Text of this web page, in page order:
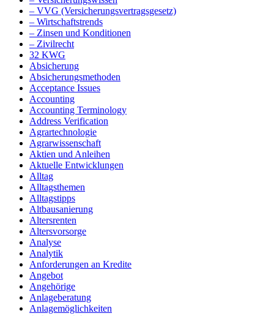
– VVG (Versicherungsvertragsgesetz)
– Wirtschaftstrends
– Zinsen und Konditionen
– Zivilrecht
32 KWG
Absicherung
Absicherungsmethoden
Acceptance Issues
Accounting
Accounting Terminology
Address Verification
Agrartechnologie
Agrarwissenschaft
Aktien und Anleihen
Aktuelle Entwicklungen
Alltag
Alltagsthemen
Alltagstipps
Altbausanierung
Altersrenten
Altersvorsorge
Analyse
Analytik
Anforderungen an Kredite
Angebot
Angehörige
Anlageberatung
Anlagemöglichkeiten